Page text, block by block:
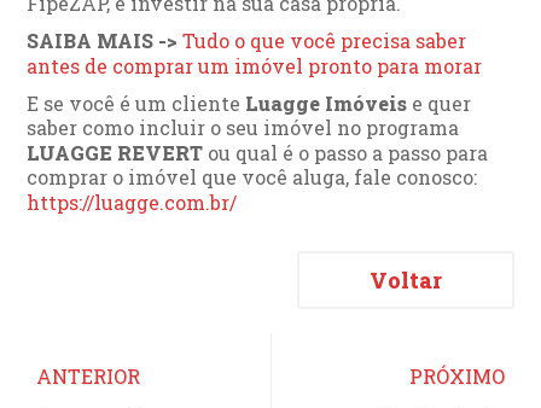
SAIBA MAIS -> Tudo o que você precisa saber
antes de comprar um imóvel pronto para morar
E se você é um cliente Luagge Imóveis e quer
saber como incluir o seu imóvel no programa
LUAGGE REVERT ou qual é o passo a passo para
comprar o imóvel que você aluga, fale conosco:
https://luagge.com.br/
Voltar
ANTERIOR PRÓXIMO